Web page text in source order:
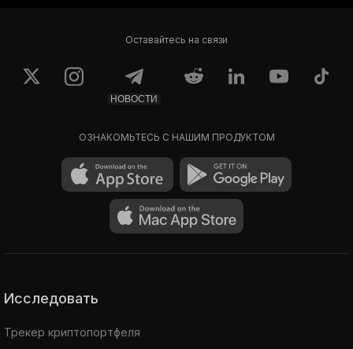
Оставайтесь на связи
НОВОСТИ
ОЗНАКОМЬТЕСЬ С НАШИМ ПРОДУКТОМ
Исследовать
Трекер криптопортфеля